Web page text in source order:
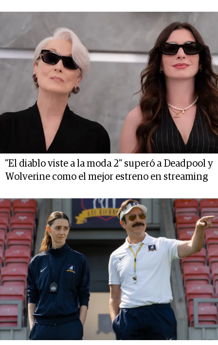
"El diablo viste a la moda 2" superó a Deadpool y
Wolverine como el mejor estreno en streaming